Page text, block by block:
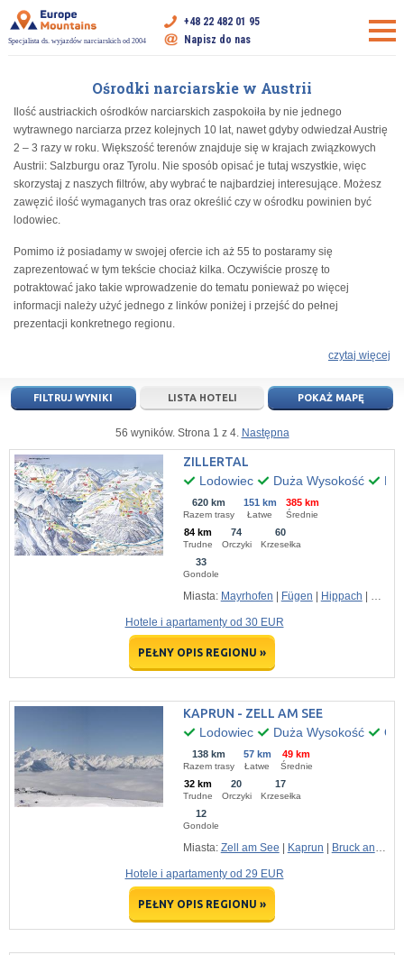
Specjalista ds. wyjazdów narciarskich od 2004
+48 22 482 01 95
Napisz do nas
Ośrodki narciarskie w Austrii
Ilość austriackich ośrodków narciarskich zaspokoiła by nie jednego
wytrawnego narciarza przez kolejnych 10 lat, nawet gdyby odwiedzał Austrię
2 – 3 razy w roku. Większość terenów znajduje się w krajach związkowych
Austrii: Salzburgu oraz Tyrolu. Nie sposób opisać je tutaj wszystkie, więc
skorzystaj z naszych filtrów, aby wybrać te najbardziej interesujące. Możesz
zawęzić ilość wymaganych tras oraz określić czy w ośrodku powinien być
lodowiec.
Pomimo iż posiadamy w swojej ofercie ich aż 55 to postaramy się
zaprezentować w tym tekście chociaż kilka. Oczywiście proszę to
potraktować jako takie wprowadzenie do tematu ponieważ po więcej
informacji należy użyć jednego z linków poniżej i przejść do pełnej
prezentacji konkretnego regionu.
czytaj więcej
FILTRUJ WYNIKI LISTA HOTELI POKAŻ MAPĘ
56 wyników. Strona 1 z 4. Następna
ZILLERTAL
Lodowiec
Duża Wysokość
620 km
Razem trasy
151 km
Łatwe
385 km
Średnie
84 km
Trudne
74
Orczyki
60
Krzesełka
33
Gondole
Miasta: Mayrhofen Fügen Hippach Gerlos
Hotele i apartamenty od 30 EUR
PEŁNY OPIS REGIONU »
KAPRUN - ZELL AM SEE
Lodowiec
Duża Wysokość
138 km
Razem trasy
57 km
Łatwe
49 km
Średnie
32 km
Trudne
20
Orczyki
17
Krzesełka
12
Gondole
Miasta: Zell am See Kaprun Bruck an der Glossglocknerstrasse
Hotele i apartamenty od 29 EUR
PEŁNY OPIS REGIONU »